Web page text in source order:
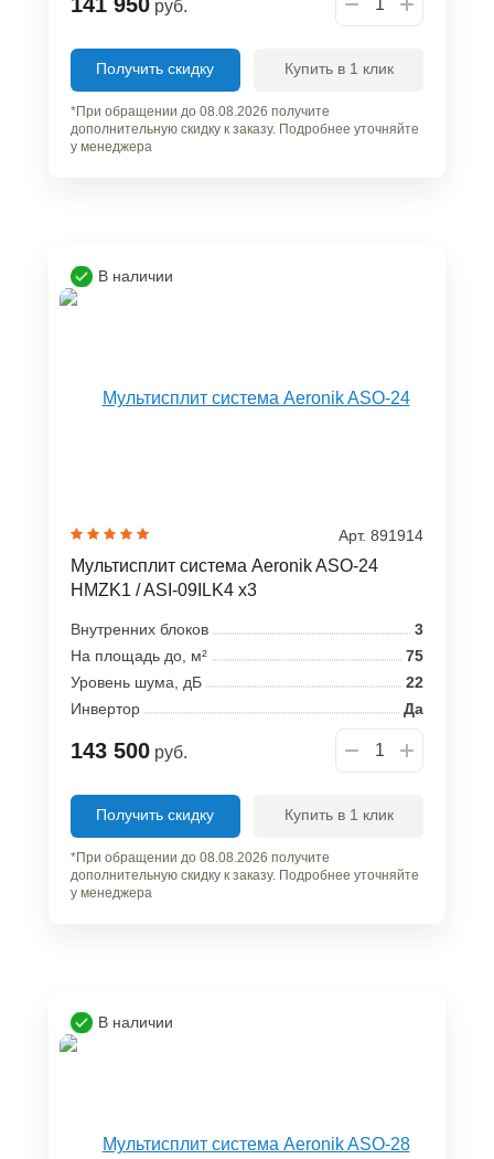
руб.
Получить скидку Купить в 1 клик
*При обращении до 08.08.2026 получите
дополнительную скидку к заказу. Подробнее уточняйте
у менеджера
В наличии
Арт. 891914
Мультисплит система Aeronik ASO-24
HMZK1 / ASI-09ILK4 x3
Внутренних блоков
3
На площадь до, м²
75
Уровень шума, дБ
22
Инвертор
Да
143 500 руб.
Получить скидку Купить в 1 клик
*При обращении до 08.08.2026 получите
дополнительную скидку к заказу. Подробнее уточняйте
у менеджера
В наличии